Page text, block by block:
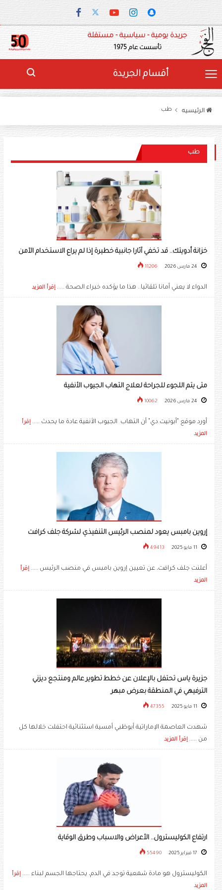
جريدة يومية - سياسية - مستقلة
تأسست عام 1975
أقسام الجريدة
الرئيسيه طب
طب
خزانة أدويتك.. قد تخفي آثارا جانبية خطيرة إذا لم يراع الاستخدام الآمن
11206
الدواء لا يعني أمانا تلقائيا.. هذا ما يؤكده خبراء الصحة ..... إقرأ المزيد
متى يتم اللجوء للجراحة لعلاج التهاب الجيوب الأنفية
10062
أورد موقع "أبونيت.دي" أن التهاب الجيوب الأنفية عادة ما يحدث ..... إقرأ
المزيد
إروين بامبس يعود لمنصب الرئيس التنفيذي لشركة جلف كرافت
49413
أعلنت جلف كرافت، عن تعيين إروين بامبس في منصب الرئيس ..... إقرأ
المزيد
جزيرة ياس تحتفل بالإعلان عن خطط تطوير عالم ومنتجع ديزني
الترفيهي في المنطقة بعرض مبهر
47355
شهدت العاصمة الإماراتية أبوظبي أمسية استثنائية احتفلت خلالها كل
من ..... إقرأ المزيد
ارتفاع الكوليسترول.. الأعراض والاسباب وطرق الوقاية
55490
الكوليسترول هو مادة شمعية توجد في الدم، يحتاجها الجسم لبناء ..... إقرأ
المزيد